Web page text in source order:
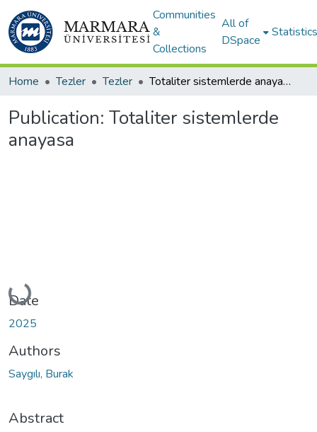
Communities
&
Collections
All of
DSpace
Statistics
Home Tezler Tezler Totaliter sistemlerde anayasa
Publication: Totaliter sistemlerde
anayasa
Loading...
Date
2025
Authors
Saygılı, Burak
Abstract